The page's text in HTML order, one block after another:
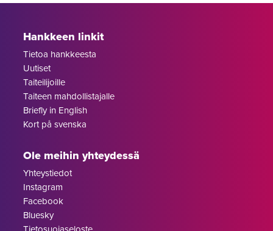
Hankkeen linkit
Tietoa hankkeesta
Uutiset
Taiteilijoille
Taiteen mahdollistajalle
Briefly in English
Kort på svenska
Ole meihin yhteydessä
Yhteystiedot
Instagram
Facebook
Bluesky